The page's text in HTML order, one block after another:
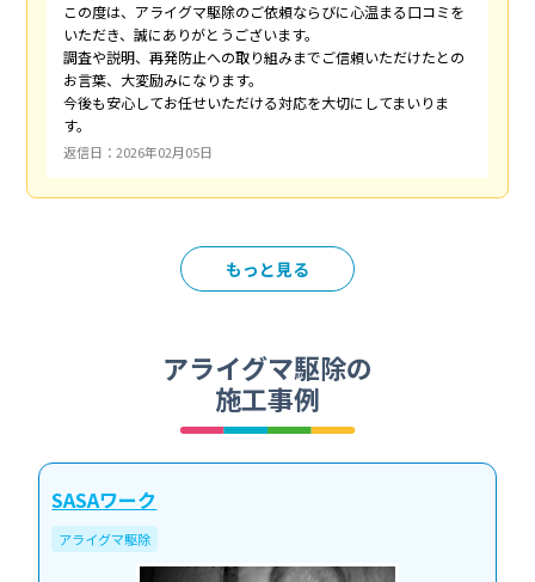
この度は、アライグマ駆除のご依頼ならびに心温まる口コミを
いただき、誠にありがとうございます。
調査や説明、再発防止への取り組みまでご信頼いただけたとの
お言葉、大変励みになります。
今後も安心してお任せいただける対応を大切にしてまいりま
す。
返信日：2026年02月05日
もっと見る
アライグマ駆除の
施工事例
SASAワーク
アライグマ駆除